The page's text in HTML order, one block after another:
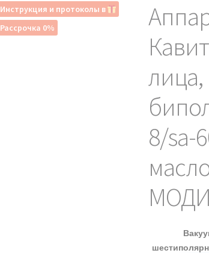
Инструкция и протоколы в
Рассрочка 0%
8/sa-